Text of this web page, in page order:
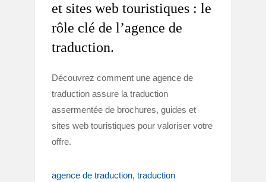
et sites web touristiques : le
rôle clé de l’agence de
traduction.
Découvrez comment une agence de
traduction assure la traduction
assermentée de brochures, guides et
sites web touristiques pour valoriser votre
offre.
agence de traduction traduction